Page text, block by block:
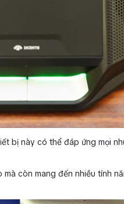
bị này có thể đáp ứng mọi
còn mang đến nhiều tính